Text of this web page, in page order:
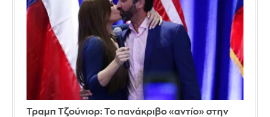
Τραμπ Τζούνιορ: Το πανάκριβο «αντίο» στην